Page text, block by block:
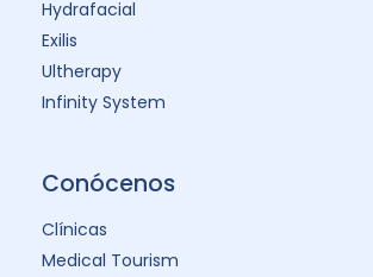
Hydrafacial
Exilis
Ultherapy
Infinity System
Conócenos
Clínicas
Medical Tourism